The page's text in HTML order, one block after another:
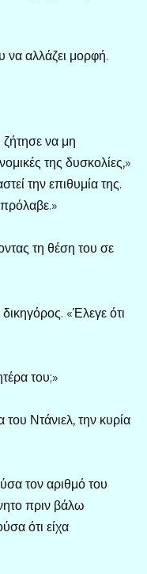
αλλάζει μορφή.
να μη
της δυσκολίες,»
την επιθυμία της.
τη θέση του σε
«Έλεγε ότι
του;»
του Ντάνιελ, την κυρία
τον αριθμό του
πριν βάλω
ότι είχα